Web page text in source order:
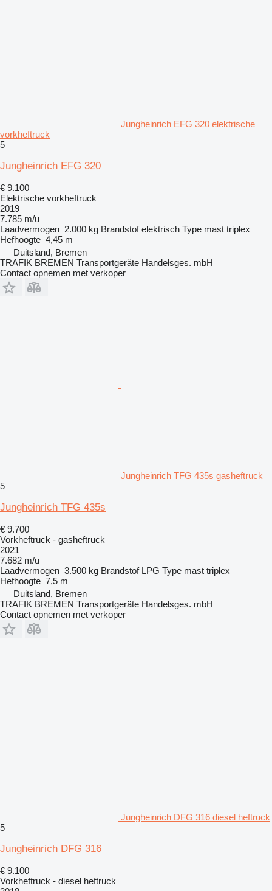
Jungheinrich EFG 320 elektrische
vorkheftruck
5
Jungheinrich EFG 320
€ 9.100
Elektrische vorkheftruck
2019
7.785 m/u
Laadvermogen 2.000 kg Brandstof elektrisch Type mast triplex
Hefhoogte 4,45 m
Duitsland, Bremen
TRAFIK BREMEN Transportgeräte Handelsges. mbH
Contact opnemen met verkoper
Jungheinrich TFG 435s gasheftruck
5
Jungheinrich TFG 435s
€ 9.700
Vorkheftruck - gasheftruck
2021
7.682 m/u
Laadvermogen 3.500 kg Brandstof LPG Type mast triplex
Hefhoogte 7,5 m
Duitsland, Bremen
TRAFIK BREMEN Transportgeräte Handelsges. mbH
Contact opnemen met verkoper
Jungheinrich DFG 316 diesel heftruck
5
Jungheinrich DFG 316
€ 9.100
Vorkheftruck - diesel heftruck